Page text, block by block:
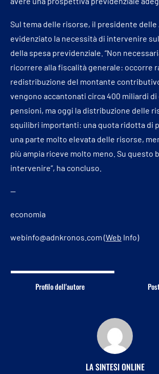
Sul tema delle risorse, il presidente delle
evidenziato la necessità di intervenire
della spesa previdenziale. “Non
ricorrere alla fiscalità generale: occorre
redistribuzione del montante
vengono accantonati circa 400 miliardi di
pensioni, ma oggi la distribuzione delle
squilibri importanti: una quota ridotta di
una parte molto elevata delle risorse,
più ampia riceve molto meno. Su questo
intervenire”, ha concluso.
—
economia
webinfo@adnkronos.com (Web Info)
Profilo dell'autore
LA SINTESI ONLINE